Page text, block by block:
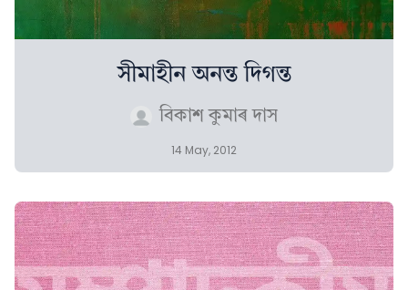
সীমাহীন অনন্ত দিগন্ত
বিকাশ কুমাৰ দাস
14 May, 2012